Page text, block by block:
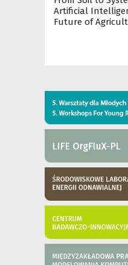
Artificial
Future of